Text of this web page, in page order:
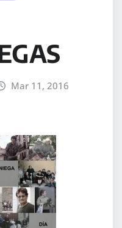
Mar 11, 2016